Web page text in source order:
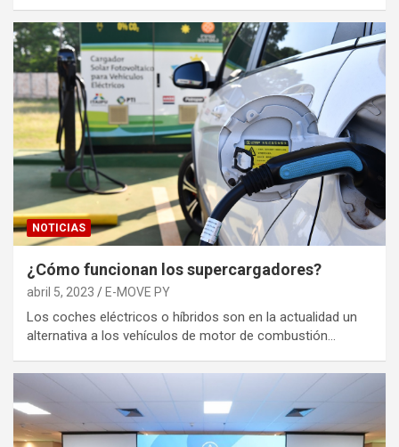
NOTICIAS
¿Cómo funcionan los supercargadores?
abril 5, 2023 E-MOVE PY
Los coches eléctricos o híbridos son en la actualidad un
alternativa a los vehículos de motor de combustión…